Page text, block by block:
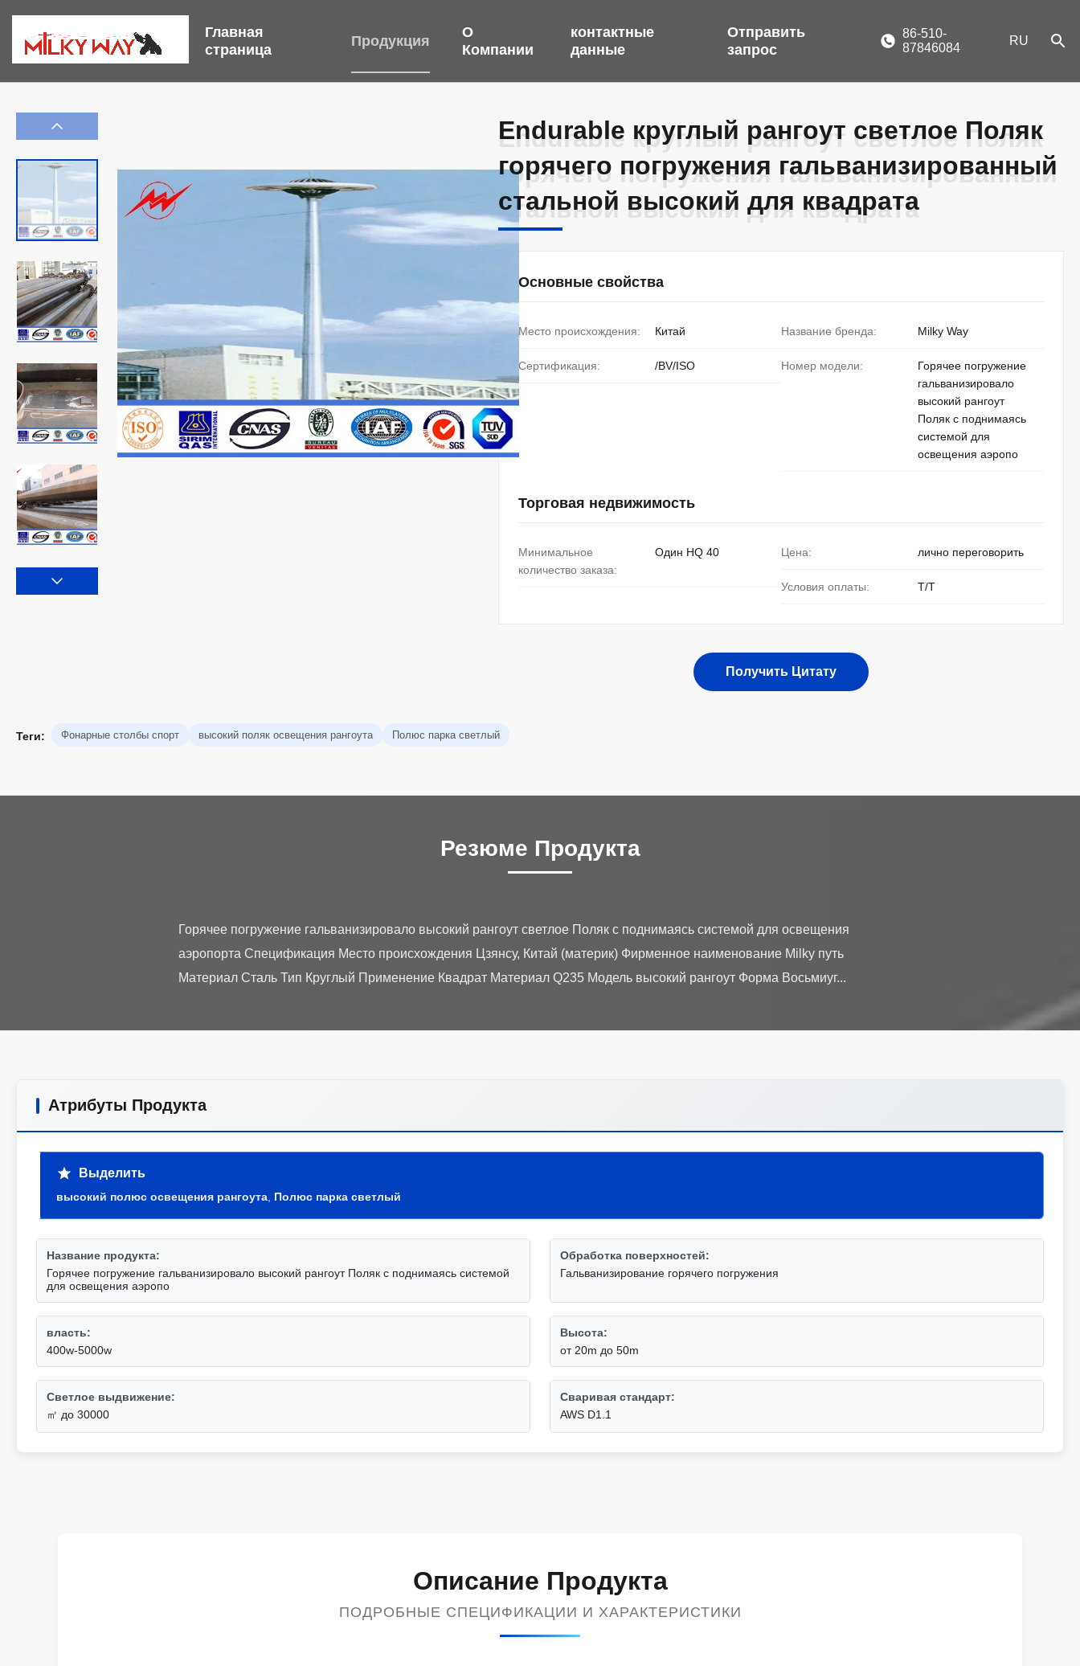
Главная
страница
Продукция
О
Компании
контактные
данные
Отправить
запрос
86-510-
87846084
RU
Endurable круглый рангоут светлое Поляк
горячего погружения гальванизированный
стальной высокий для квадрата
Endurable круглый рангоут светлое Поляк
горячего погружения гальванизированный
стальной высокий для квадрата
Основные свойства
Место происхождения: Китай Название бренда: Milky Way
Сертификация: /BV/ISO Номер модели:
Горячее погружение
гальванизировало
высокий рангоут
Поляк с поднимаясь
системой для
освещения аэропо
Торговая недвижимость
Минимальное
количество заказа:
Один HQ 40 Цена: лично переговорить
Условия оплаты: T/T
Получить Цитату
Теги: Фонарные столбы спорт высокий поляк освещения рангоута Полюс парка светлый
Резюме Продукта
Горячее погружение гальванизировало высокий рангоут светлое Поляк с поднимаясь системой для освещения
аэропорта Спецификация Место происхождения Цзянсу, Китай (материк) Фирменное наименование Milky путь
Атрибуты Продукта
Выделить
высокий полюс освещения рангоута Полюс парка светлый
Название продукта:
Горячее погружение гальванизировало высокий рангоут Поляк с поднимаясь системой
для освещения аэропо
Обработка поверхностей:
Гальванизирование горячего погружения
власть:
400w-5000w
Высота:
от 20m до 50m
Светлое выдвижение:
㎡ до 30000
Сваривая стандарт:
AWS D1.1
Описание Продукта
ПОДРОБНЫЕ СПЕЦИФИКАЦИИ И ХАРАКТЕРИСТИКИ